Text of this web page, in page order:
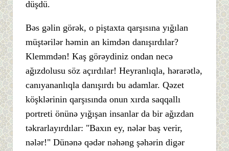
düşdü.
Bəs gəlin görək, o piştaxta qarşısına yığılan
müştərilər həmin an kimdən danışırdılar?
Klemmdən! Kaş görəydiniz ondan necə
ağızdolusu söz açırdılar! Heyranlıqla, hərarətlə,
canıyananlıqla danışırdı bu adamlar. Qəzet
köşklərinin qarşısında onun xırda saqqallı
portreti önünə yığışan insanlar da bir ağızdan
təkrarlayırdılar: "Baxın ey, nələr baş verir,
nələr!" Dünənə qədər nəhəng şəhərin digər